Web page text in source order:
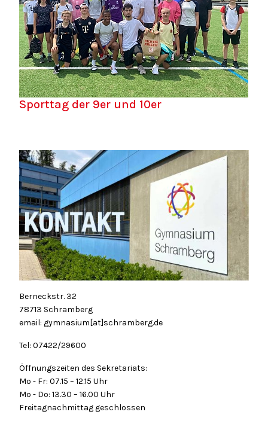
Sporttag der 9er und 10er
Berneckstr. 32
78713 Schramberg
email: gymnasium[at]schramberg.de
Tel: 07422/29600
Öffnungszeiten des Sekretariats:
Mo - Fr: 07.15 – 12.15 Uhr
Mo - Do: 13.30 – 16.00 Uhr
Freitagnachmittag geschlossen